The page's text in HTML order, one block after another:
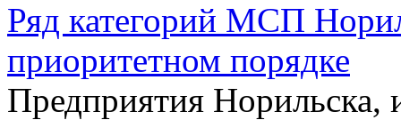
Ряд категорий МСП
приоритетном порядке
Предприятия